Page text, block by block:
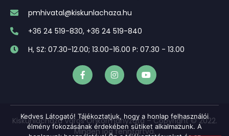
pmhivatal@kiskunlachaza.hu
+36 24 519-830, +36 24 519-840
H, SZ: 07.30-12.00; 13.00-16.00 P: 07.30 - 13.00
Kiskunlacháza Város Önkormányzata – Copyright © 2022.
Minden jog fenntartva.
Kedves Látogató! Tájékoztatjuk, hogy a honlap felhasználói
élmény fokozásának érdekében sütiket alkalmazunk. A